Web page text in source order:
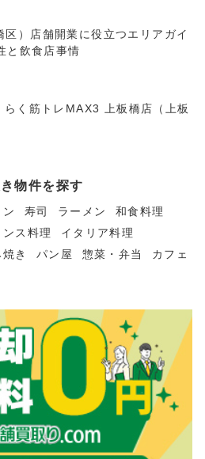
区）店舗開業に役立つエリアガイ
と飲食店事情
く筋トレMAX3 上板橋店（上板
物件を探す
寿司 ラーメン
和食料理
ンス料理
イタリア料理
き パン屋 惣菜・弁当
カフェ